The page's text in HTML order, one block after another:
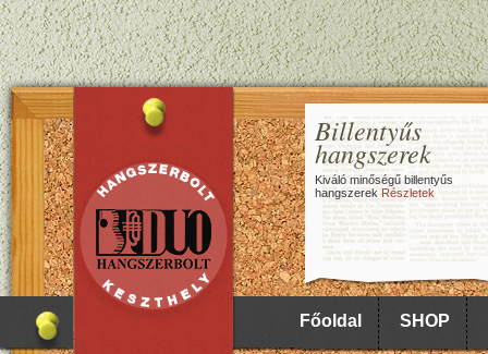
Billentyűs
hangszerek
Kiváló minőségű billentyűs
hangszerekRészletek
Főoldal SHOP